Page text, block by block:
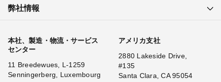
弊社情報
本社、製造・物流・サービス
センター
11 Breedewues, L-1259
Senningerberg, Luxembourg
アメリカ支社
2880 Lakeside Drive,
#135
Santa Clara, CA 95054